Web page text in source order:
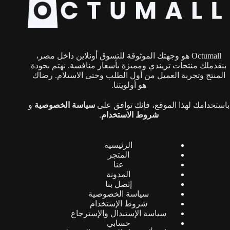
يمكن
اختيار
المنتج
Octumall هو وجهتك الموثوقة للتسوق أونلاين داخل مصر،
بنقدملك منتجات تريندي ومميزة بأسعار منافسة. نهتم بجودة
المنتج وتجربة العميل من أول الطلب وحتى الاستلام. رضاك
هو أولويتنا.
باستخدامك لهذا الموقع، فإنك توافق علىسياسة الخصوصية و
شروط الاستخدام.
الرئيسية
المتجر
عنا
المدونة
إتصل بنا
سياسة الخصوصية
شروط الإستخدام
سياسة الإستبدال والإسترجاع
حسابي